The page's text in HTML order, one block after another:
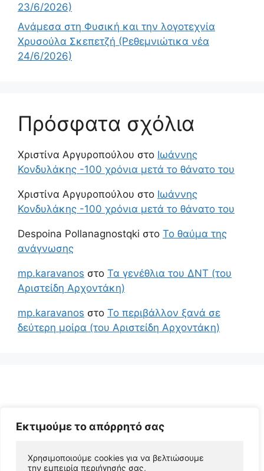
Εκτιμούμε το απόρρητό σας
Χρησιμοποιούμε cookies για να βελτιώσουμε
την εμπειρία περιήγησής σας,
23/6/2026)
Ανάμεσα στη Φυσική και την λογοτεχνία
Χρυσούλα Σκεπετζή (Ρεθεμνιώτικα νέα
24/6/2026)
Πρόσφατα σχόλια
Χριστίνα Αργυροπούλου στο Ιωάννης
Κονδυλάκης -100 χρόνια μετά το θάνατο του
Χριστίνα Αργυροπούλου στο Ιωάννης
Κονδυλάκης -100 χρόνια μετά το θάνατο του
Despoina Pollanagnostqki στο Το θαύμα της
ανάγνωσης
mp.karavanos στο Τα γενέθλια του ΔΝΤ (του
Αριστείδη Αρχοντάκη)
mp.karavanos στο Το περιβάλλον ξανά σε
δεύτερη μοίρα (του Αριστείδη Αρχοντάκη)
© 2026 Αριστείδης Αρχοντάκης Φυσικός Συγγραφέας